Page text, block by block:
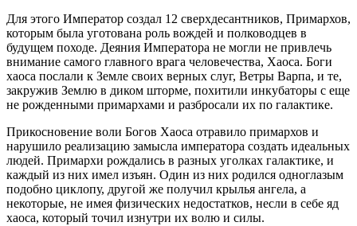
Для этого Император создал 12 сверхдесантников, Примархов,
которым была уготована роль вождей и полководцев в
будущем походе. Деяния Императора не могли не привлечь
внимание самого главного врага человечества, Хаоса. Боги
хаоса послали к Земле своих верных слуг, Ветры Варпа, и те,
закружив Землю в диком шторме, похитили инкубаторы с еще
не рожденными примархами и разбросали их по галактике.
Прикосновение воли Богов Хаоса отравило примархов и
нарушило реализацию замысла императора создать идеальных
людей. Примархи рождались в разных уголках галактике, и
каждый из них имел изъян. Один из них родился одноглазым
подобно циклопу, другой же получил крылья ангела, а
некоторые, не имея физических недостатков, несли в себе яд
хаоса, который точил изнутри их волю и силы.